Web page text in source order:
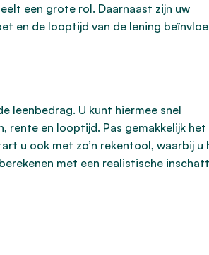
een grote rol. Daarnaast zijn uw
en de looptijd van de lening
leenbedrag. U kunt hiermee snel
rente en looptijd. Pas gemakkelijk het
u ook met zo’n rekentool, waarbij u
met een realistische